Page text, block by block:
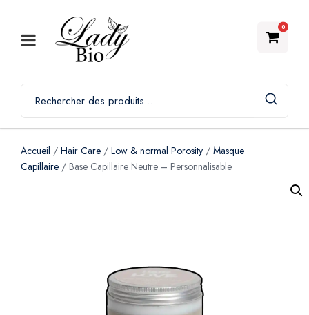
0
Accueil / Hair Care / Low & normal Porosity / Masque
Capillaire / Base Capillaire Neutre – Personnalisable